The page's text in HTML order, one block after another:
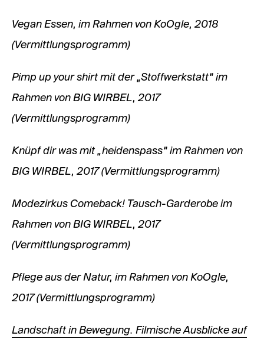
Vegan Essen, im Rahmen von KoOgle, 2018
(Vermittlungsprogramm)
Pimp up your shirt mit der „Stoffwerkstatt“ im
Rahmen von BIG WIRBEL, 2017
(Vermittlungsprogramm)
Knüpf dir was mit „heidenspass“ im Rahmen von
BIG WIRBEL, 2017 (Vermittlungsprogramm)
Modezirkus Comeback! Tausch-Garderobe im
Rahmen von BIG WIRBEL, 2017
(Vermittlungsprogramm)
Pflege aus der Natur, im Rahmen von KoOgle,
2017 (Vermittlungsprogramm)
Landschaft in Bewegung. Filmische Ausblicke auf